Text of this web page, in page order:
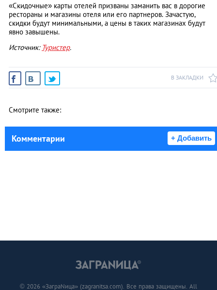
«Скидочные» карты отелей призваны заманить вас в дорогие
рестораны и магазины отеля или его партнеров. Зачастую,
скидки будут минимальными, а цены в таких магазинах будут
явно завышены.
Источник: Туристер.
В ЗАКЛАДКИ
Смотрите также:
Комментарии + Добавить
© 2026 «ЗаграNица» (zagranitsa.com). Все права защищены. All